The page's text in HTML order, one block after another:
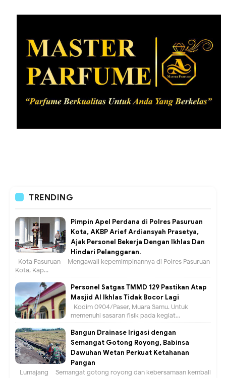
TRENDING
Pimpin Apel Perdana di Polres Pasuruan
Kota, AKBP Arief Ardiansyah Prasetya,
Ajak Personel Bekerja Dengan Ikhlas Dan
Hindari Pelanggaran.
Kota Pasuruan – Mengawali kepemimpinannya di Polres Pasuruan
Kota, Kap...
Personel Satgas TMMD 129 Pastikan Atap
Masjid Al Ikhlas Tidak Bocor Lagi
Kodim 0904/Paser, Muara Samu. Untuk
memenuhi sasaran fisik pada kegiat...
Bangun Drainase Irigasi dengan
Semangat Gotong Royong, Babinsa
Dawuhan Wetan Perkuat Ketahanan
Pangan
Lumajang – Semangat gotong royong dan kebersamaan kembali